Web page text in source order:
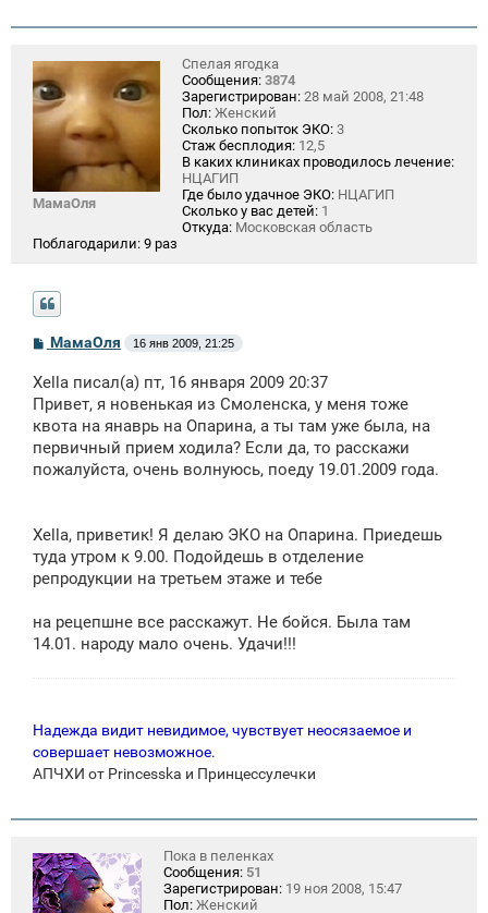
МамаОля
Спелая ягодка
Сообщения: 3874
Зарегистрирован: 28 май 2008, 21:48
Пол: Женский
Сколько попыток ЭКО: 3
Стаж бесплодия: 12,5
В каких клиниках проводилось лечение:
НЦАГИП
Где было удачное ЭКО: НЦАГИП
Сколько у вас детей: 1
Откуда: Московская область
Поблагодарили: 9 раз
С
о
б
щ
е
н
и
МамаОля 16 янв 2009, 21:25
Xella писал(а) пт, 16 января 2009 20:37
Привет, я новенькая из Смоленска, у меня тоже
квота на янаврь на Опарина, а ты там уже была, на
первичный прием ходила? Если да, то расскажи
пожалуйста, очень волнуюсь, поеду 19.01.2009 года.
Xella, приветик! Я делаю ЭКО на Опарина. Приедешь
туда утром к 9.00. Подойдешь в отделение
репродукции на третьем этаже и тебе
на рецепшне все расскажут. Не бойся. Была там
14.01. народу мало очень. Удачи!!!
Надежда видит невидимое, чувствует неосязаемое и
совершает невозможное.
АПЧХИ от Princesska и Принцессулечки
Пока в пеленках
Сообщения: 51
Зарегистрирован: 19 ноя 2008, 15:47
Пол: Женский